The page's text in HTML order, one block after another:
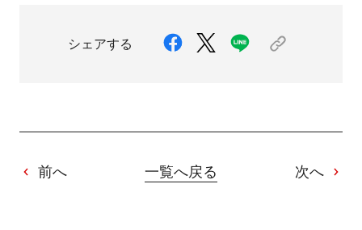
シェアする
前へ 一覧へ戻る 次へ